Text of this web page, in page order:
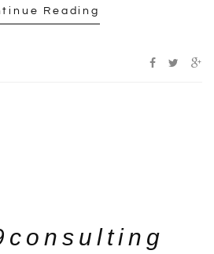
Reading